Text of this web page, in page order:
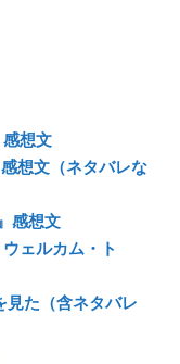
想文
想文（ネタバレな
感想文
ェルカム・ト
た（含ネタバレ